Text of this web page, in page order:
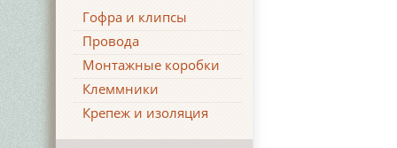
Гофра и клипсы
Провода
Монтажные коробки
Клеммники
Крепеж и изоляция